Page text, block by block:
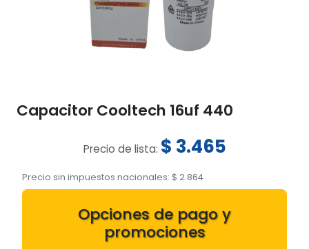
Capacitor Cooltech 16uf 440
Precio de lista: $ 3.465
Precio sin impuestos nacionales: $ 2.864
Opciones de pago y
promociones